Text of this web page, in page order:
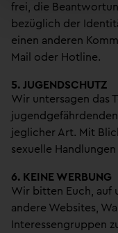
frei, die
bezüglich der
einen anderen
Mail oder Hotline.
5. JUGENDSCHUTZ
Wir untersagen das
jeglicher Art. Mit
sexuelle
6. KEINE WERBUNG
Wir bitten Euch, auf
andere Websites,
Interessengruppen